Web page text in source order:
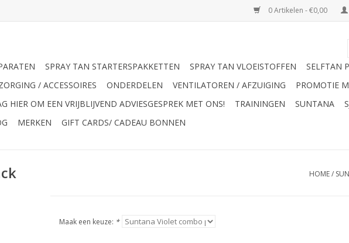
0 Artikelen - €0,00
SPRAY TAN STARTERSPAKKETTEN SPRAY TAN VLOEISTOFFEN
SELFTAN
/ ACCESSOIRES ONDERDELEN VENTILATOREN / AFZUIGING
PROMOTIE
HIER OM EEN VRIJBLIJVEND ADVIESGESPREK MET ONS! TRAININGEN SUNTANA
MERKEN GIFT CARDS/ CADEAU BONNEN
HOME/
Maak een keuze: *